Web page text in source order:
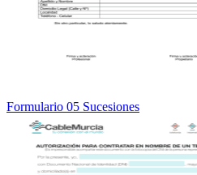
Formulario 05 Sucesiones